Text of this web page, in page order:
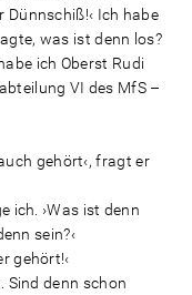
Ich habe
was ist denn los?
ich Oberst Rudi
VI des MfS –
gehört‹, fragt er
ich. ›Was ist denn
sein?‹
gehört!‹
Sind denn schon